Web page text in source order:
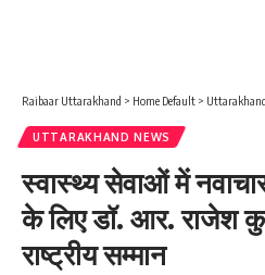
Raibaar Uttarakhand > Home Default >
UTTARAKHAND NEWS
स्वास्थ्य सेवाओं में
के लिए डॉ. आर. राजेश
राष्ट्रीय सम्मान